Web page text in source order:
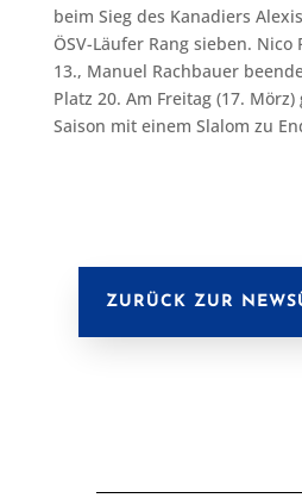
beim Sieg des Kanadiers
ÖSV-Läufer Rang sieben.
13., Manuel Rachbauer
Platz 20. Am Freitag (17.
Saison mit einem Slalom zu
ZURÜCK ZUR